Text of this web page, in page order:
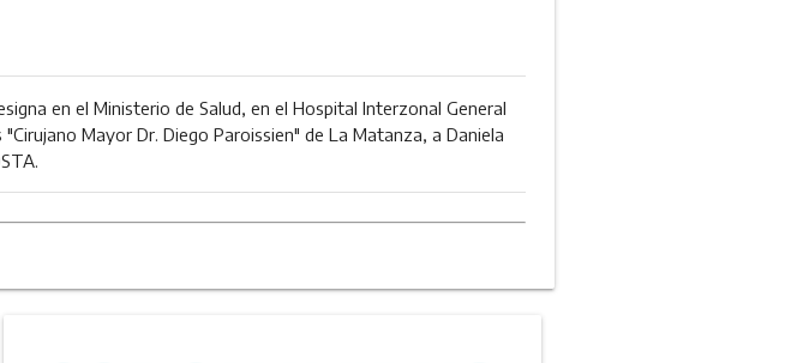
en el Ministerio de Salud, en el Hospital Interzonal General
"Cirujano Mayor Dr. Diego Paroissien" de La Matanza, a Daniela